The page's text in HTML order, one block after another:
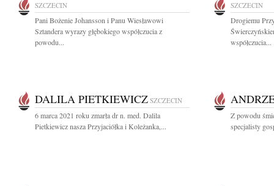
SZCZECIN
Pani Bożenie Johansson i Panu Wiesławowi
Sztandera wyrazy głębokiego współczucia z
powodu...
SZCZECIN
Drogiemu
współczucia...
DALILA PIETKIEWICZ SZCZECIN
6 marca 2021 roku zmarła dr n. med. Dalila
Pietkiewicz nasza Przyjaciółka i Koleżanka,...
Z powodu
specjalisty